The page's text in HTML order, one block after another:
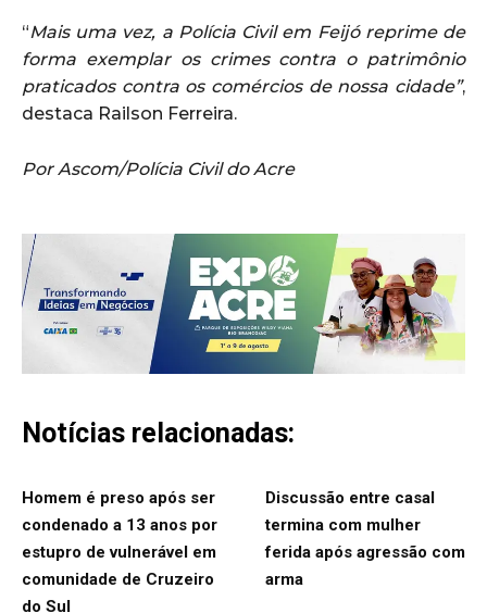
“Mais uma vez, a Polícia Civil em Feijó reprime de
forma exemplar os crimes contra o patrimônio
praticados contra os comércios de nossa cidade”,
destaca Railson Ferreira.
Por Ascom/Polícia Civil do Acre
Notícias relacionadas:
Homem é preso após ser
condenado a 13 anos por
estupro de vulnerável em
comunidade de Cruzeiro
do Sul
Discussão entre casal
termina com mulher
ferida após agressão com
arma